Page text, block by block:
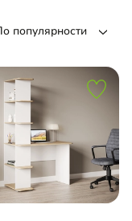
популярности